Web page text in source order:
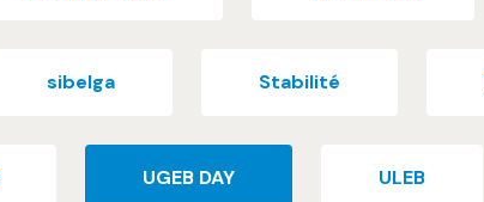
sibelga Stabilité
UGEB DAY ULEB